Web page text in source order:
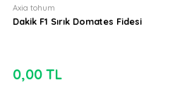
Axia tohum
Dakik F1 Sırık Domates Fidesi
0,00 TL